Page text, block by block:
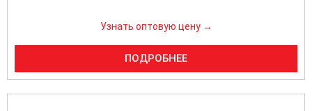
Узнать оптовую цену →
ПОДРОБНЕЕ